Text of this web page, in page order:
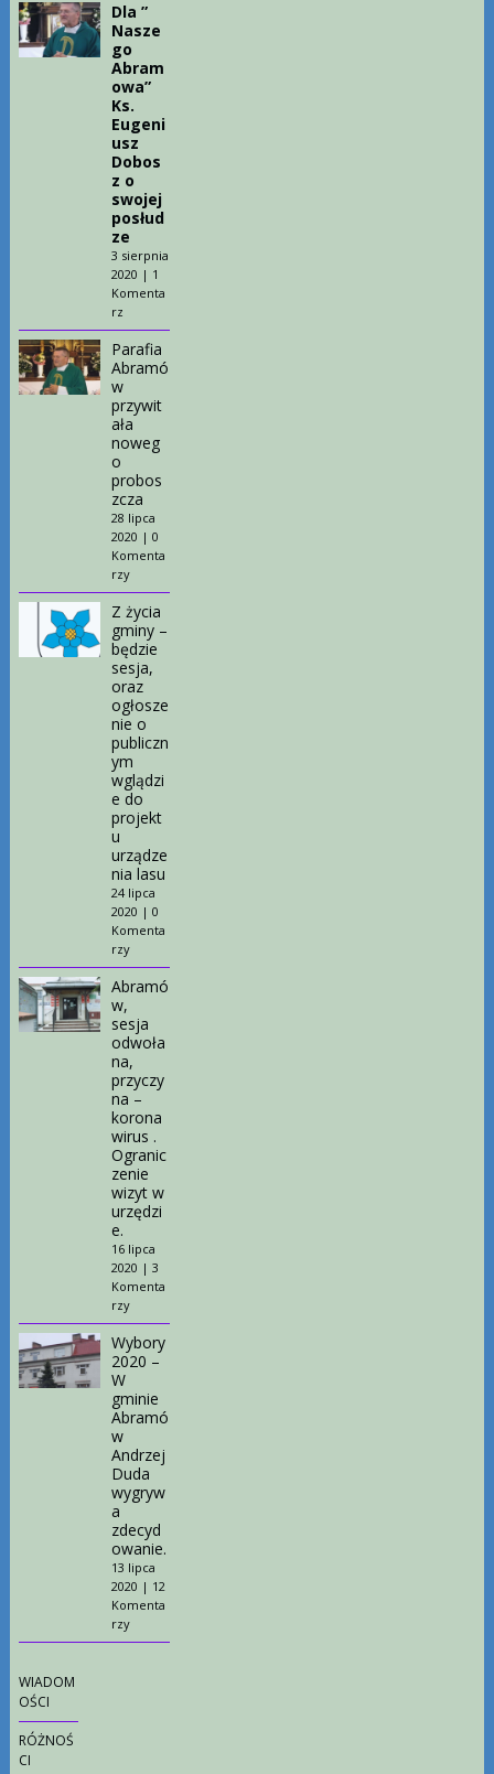
Dla ”
Nasze
go
Abram
owa”
Ks.
Eugeni
usz
Dobos
z o
swojej
posłud
ze
3 sierpnia
2020 | 1
Komenta
rz
Parafia
Abramó
w
przywit
ała
noweg
o
probos
zcza
28 lipca
2020 | 0
Komenta
rzy
Z życia
gminy –
będzie
sesja,
oraz
ogłosze
nie o
publiczn
ym
wglądzi
e do
projekt
u
urządze
nia lasu
24 lipca
2020 | 0
Komenta
rzy
Abramó
w,
sesja
odwoła
na,
przyczy
na –
korona
wirus .
Ogranic
zenie
wizyt w
urzędzi
e.
16 lipca
2020 | 3
Komenta
rzy
Wybory
2020 –
W
gminie
Abramó
w
Andrzej
Duda
wygryw
a
zdecyd
owanie.
13 lipca
2020 | 12
Komenta
rzy
WIADOM
OŚCI
RÓŻNOŚ
CI